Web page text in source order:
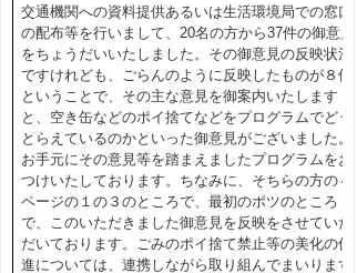
交通機関への資料提供あるいは生活環境局での窓口
の配布等を行いまして、20名の方から37件の御意見
をちょうだいいたしました。その御意見の反映状況
ですけれども、ごらんのように反映したものが８件
ということで、その主な意見を御案内いたします
と、空き缶などのポイ捨てなどをプログラムでどう
とらえているのかといった御意見がございました。
お手元にその意見等を踏まえましたプログラムをお
つけいたしております。ちなみに、そちらの方の４
ページの１の３のところで、最初のポツのところ
で、このいただきました御意見を反映をさせていた
だいております。ごみのポイ捨て禁止等の美化の促
進については、連携しながら取り組んでまいります